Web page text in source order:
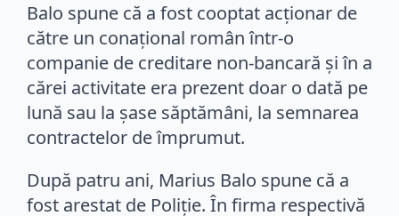
Balo spune că a fost cooptat acționar de
către un conațional român într-o
companie de creditare non-bancară și în a
cărei activitate era prezent doar o dată pe
lună sau la şase săptămâni, la semnarea
contractelor de împrumut.
După patru ani, Marius Balo spune că a
fost arestat de Poliţie. În firma respectivă